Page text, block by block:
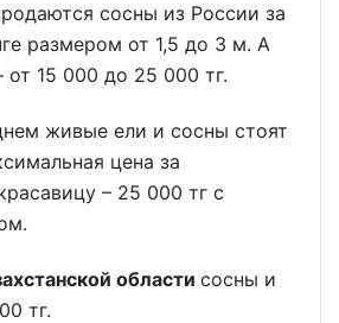
сосны из России за
размером от 1,5 до 3 м. А
от 15 000 до 25 000 тг.
живые ели и сосны стоят
цена за
– 25 000 тг с
области сосны и
тг.